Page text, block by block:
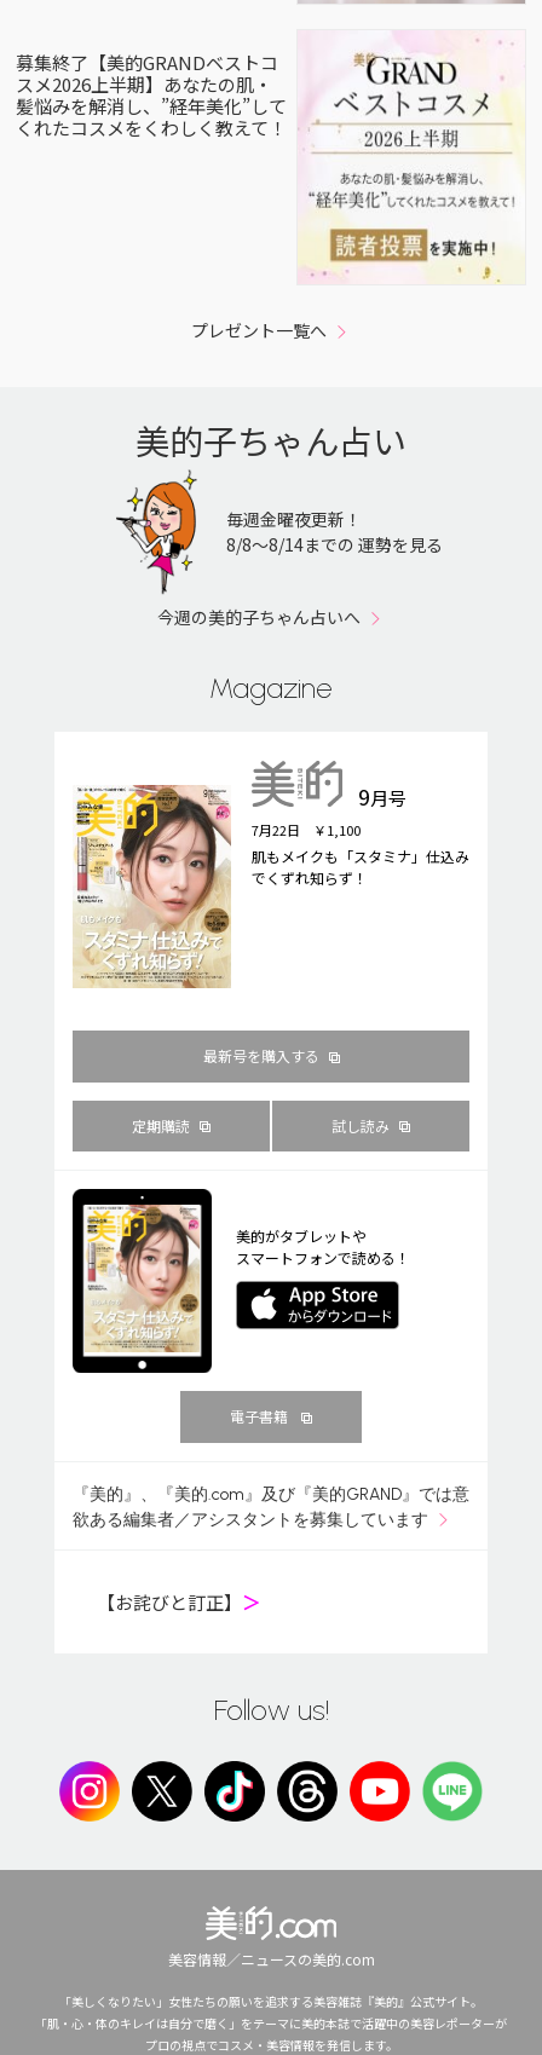
募集終了【美的GRANDベストコ
スメ2026上半期】あなたの肌・
髪悩みを解消し、”経年美化”して
くれたコスメをくわしく教えて！
プレゼント一覧へ
美的子ちゃん占い
毎週金曜夜更新！
8/8〜8/14までの 運勢を見る
今週の美的子ちゃん占いへ
Magazine
9月号
7月22日 ￥1,100
肌もメイクも「スタミナ」仕込み
でくずれ知らず！
最新号を購入する
定期購読 試し読み
美的がタブレットや
スマートフォンで読める！
電子書籍
『美的』、『美的.com』及び『美的GRAND』では意
欲ある編集者／アシスタントを募集しています
【お詫びと訂正】 ＞
Follow us!
美容情報／ニュースの美的.com
「美しくなりたい」女性たちの願いを追求する美容雑誌『美的』公式サイト。
「肌・心・体のキレイは自分で磨く」をテーマに美的本誌で活躍中の美容レポーターが
プロの視点でコスメ・美容情報を発信します。